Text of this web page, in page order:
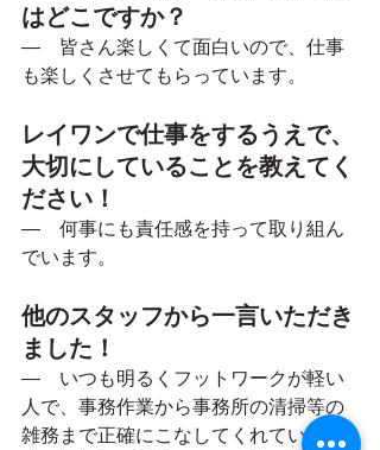
はどこですか？
―　皆さん楽しくて面白いので、仕事
も楽しくさせてもらっています。
レイワンで仕事をするうえで、
大切にしていることを教えてく
ださい！
―　何事にも責任感を持って取り組ん
でいます。
他のスタッフから一言いただき
ました！
―　いつも明るくフットワークが軽い
人で、事務作業から事務所の清掃等の
雑務まで正確にこなしてくれていま